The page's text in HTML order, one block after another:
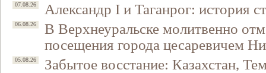
07.08.26 Александр I и Таганрог: история
06.08.26
В Верхнеуральске молитвенно
посещения города цесаревичем
05.08.26 Забытое восстание: Казахстан,